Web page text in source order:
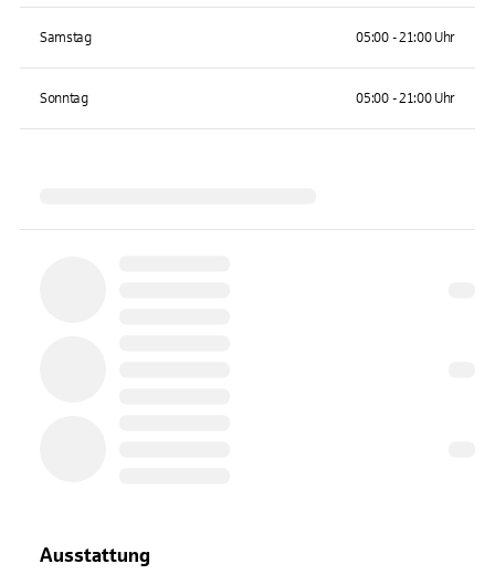
Samstag 05:00 - 21:00 Uhr
Sonntag 05:00 - 21:00 Uhr
Ausstattung